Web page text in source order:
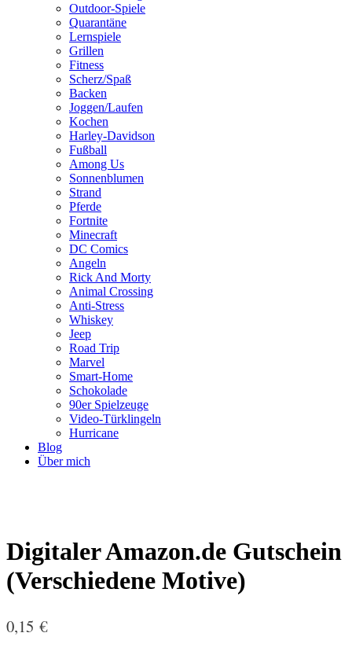
Outdoor-Spiele
Quarantäne
Lernspiele
Grillen
Fitness
Scherz/Spaß
Backen
Joggen/Laufen
Kochen
Harley-Davidson
Fußball
Among Us
Sonnenblumen
Strand
Pferde
Fortnite
Minecraft
DC Comics
Angeln
Rick And Morty
Animal Crossing
Anti-Stress
Whiskey
Jeep
Road Trip
Marvel
Smart-Home
Schokolade
90er Spielzeuge
Video-Türklingeln
Hurricane
Blog
Über mich
Digitaler Amazon.de Gutschein
(Verschiedene Motive)
0,15 €